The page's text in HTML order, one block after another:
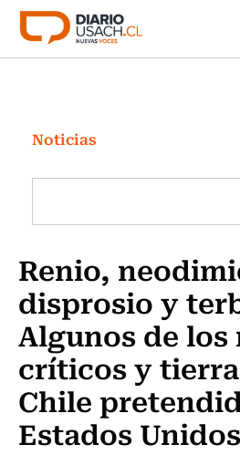
Click acá para ir directamente al
Investigación
Cultura
Programas Radio y TV
Noticias
Renio,
disprosio y
Algunos de
críticos y
Chile
Estados Unidos